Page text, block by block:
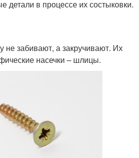
детали в процессе их состыковки.
забивают, а закручивают. Их
насечки – шлицы.